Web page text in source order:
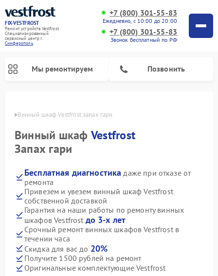
FIX-VESTFROST
Ремонт устройств Vestfrost
Специализированный
cервисный центр г.
Симферополь
+7 (800) 301-55-83
Ежедневно, с 10:00 до 20:00
+7 (800) 301-55-83
Звонок бесплатный по РФ
Мы ремонтируем Позвонить
Винный шкаф Vestfrost запах гари
Винный шкаф Vestfrost
Запах гари
Бесплатная диагностика даже при отказе от
ремонта
Привезем и увезем винный шкаф Vestfrost
собственной доставкой
Гарантия на наши работы по ремонту винных
шкафов Vestfrost до 3-х лет
Срочный ремонт винных шкафов Vestfrost в
течении часа
Скидка для вас до 20%
Получите 1500 рублей на ремонт
Оригинальные комплектующие Vestfrost